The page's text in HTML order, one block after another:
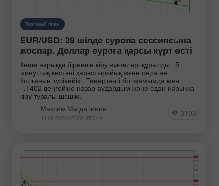
Торговый план
EUR/USD: 28 шілде еуропа сессиясына
жоспар. Доллар еуроға қарсы күрт өсті
Кеше нарыққа бірнеше кіру нүктелері құрылды . 5
минуттық кестені қарастырайық және онда не
болғанын түсінейік . Таңертеңгі болжамымда мен
1.1402 деңгейіне назар аудардым және одан нарыққа
кіру туралы шешім.
Максим Магдалинин
13:08 2026-07-29 UTC--4 3103